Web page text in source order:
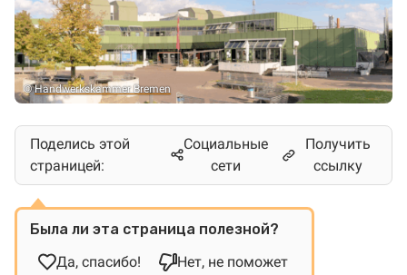
©Handwerkskammer Bremen
Поделись этой
страницей:
Социальные
сети
Получить
ссылку
Была ли эта страница полезной?
Да, спасибо!
Нет, не поможет